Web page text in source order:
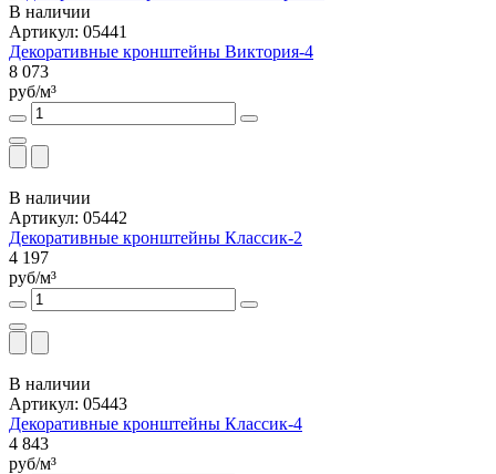
В наличии
Артикул: 05441
Декоративные кронштейны Виктория-4
8 073
руб/м³
В наличии
Артикул: 05442
Декоративные кронштейны Классик-2
4 197
руб/м³
В наличии
Артикул: 05443
Декоративные кронштейны Классик-4
4 843
руб/м³